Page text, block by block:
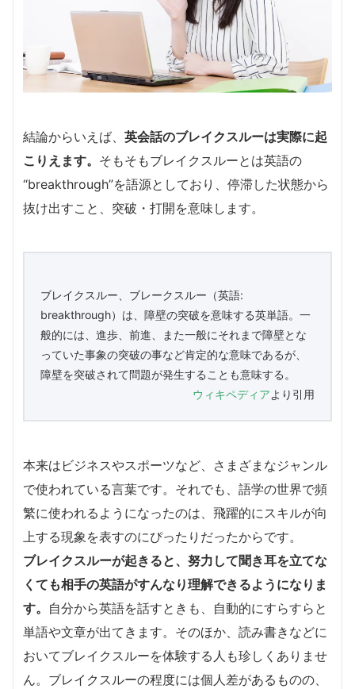
結論からいえば、 英会話のブレイクスルーは実際に起
こりえます。 そもそもブレイクスルーとは英語の
“breakthrough”を語源としており、停滞した状態から
抜け出すこと、突破・打開を意味します。
ブレイクスルー、ブレークスルー（英語:
breakthrough）は、障壁の突破を意味する英単語。一
般的には、進歩、前進、また一般にそれまで障壁とな
っていた事象の突破の事など肯定的な意味であるが、
障壁を突破されて問題が発生することも意味する。
ウィキペディアより引用
本来はビジネスやスポーツなど、さまざまなジャンル
で使われている言葉です。それでも、語学の世界で頻
繁に使われるようになったのは、飛躍的にスキルが向
上する現象を表すのにぴったりだったからです。
ブレイクスルーが起きると、努力して聞き耳を立てな
くても相手の英語がすんなり理解できるようになりま
す。 自分から英語を話すときも、自動的にすらすらと
単語や文章が出てきます。そのほか、読み書きなどに
おいてブレイクスルーを体験する人も珍しくありませ
ん。ブレイクスルーの程度には個人差があるものの、